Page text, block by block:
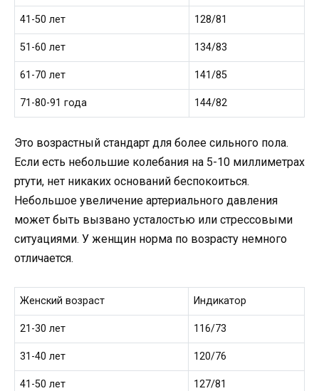
41-50 лет 128/81
51-60 лет 134/83
61-70 лет 141/85
71-80-91 года 144/82
Это возрастный стандарт для более сильного пола.
Если есть небольшие колебания на 5-10 миллиметрах
ртути, нет никаких оснований беспокоиться.
Небольшое увеличение артериального давления
может быть вызвано усталостью или стрессовыми
ситуациями. У женщин норма по возрасту немного
отличается.
Женский возраст Индикатор
21-30 лет 116/73
31-40 лет 120/76
41-50 лет 127/81